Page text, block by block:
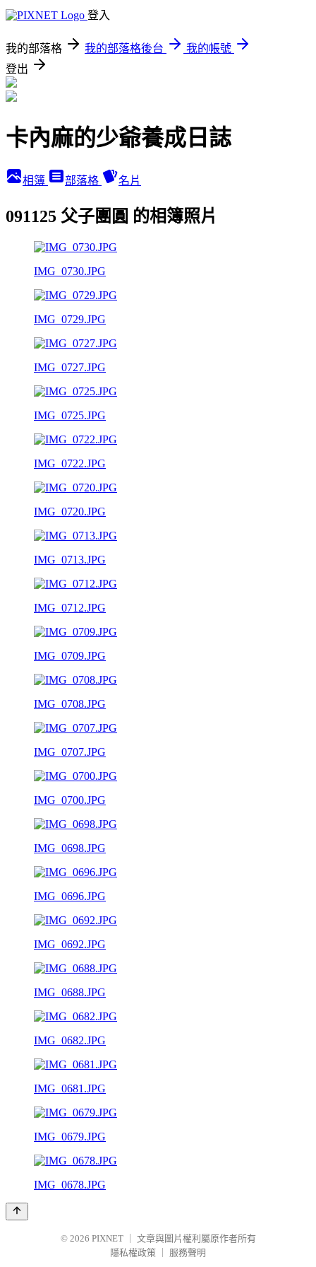
登入
我的部落格 我的部落格後台
我的帳號
登出
卡內麻的少爺養成日誌
相簿 部落格 名片
091125 父子團圓 的相簿照片
IMG_0730.JPG
IMG_0729.JPG
IMG_0727.JPG
IMG_0725.JPG
IMG_0722.JPG
IMG_0720.JPG
IMG_0713.JPG
IMG_0712.JPG
IMG_0709.JPG
IMG_0708.JPG
IMG_0707.JPG
IMG_0700.JPG
IMG_0698.JPG
IMG_0696.JPG
IMG_0692.JPG
IMG_0688.JPG
IMG_0682.JPG
IMG_0681.JPG
IMG_0679.JPG
IMG_0678.JPG
© 2026 PIXNET
文章與圖片權利屬原作者所有
隱私權政策
服務聲明